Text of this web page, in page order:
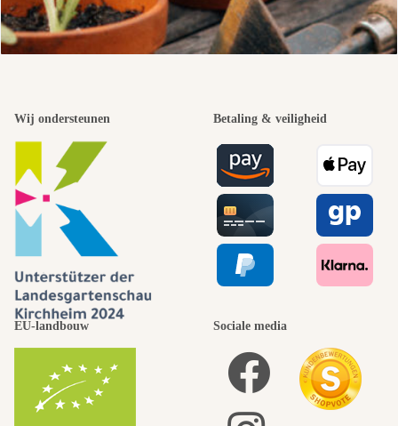
Wij ondersteunen Betaling & veiligheid
EU-landbouw Sociale media